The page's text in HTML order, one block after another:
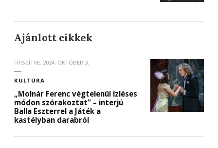
Ajánlott cikkek
FRISSÍTVE: 2024. OKTÓBER 3.
KULTÚRA
„Molnár Ferenc végtelenül ízléses
módon szórakoztat” – interjú
Balla Eszterrel a Játék a
kastélyban darabról